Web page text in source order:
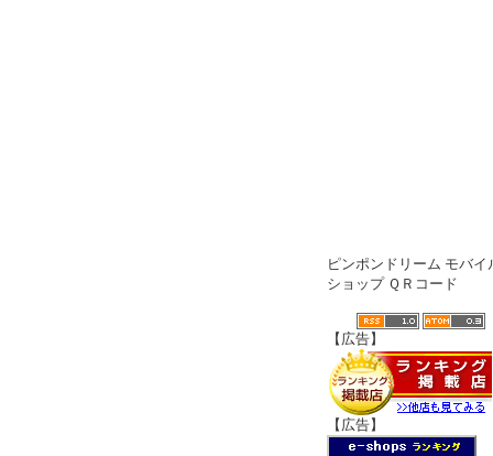
ピンポンドリーム モバイ
ショップ ＱＲコード
【広告】
【広告】